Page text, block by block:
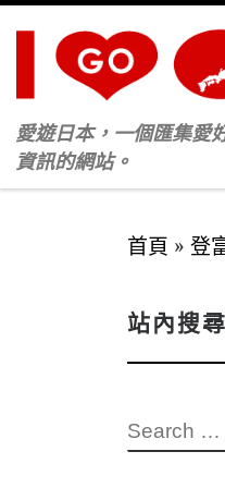
Skip to content
愛遊日本，一個匯集愛
資訊的網站。
首頁 » 登
站內搜尋
SEARCH